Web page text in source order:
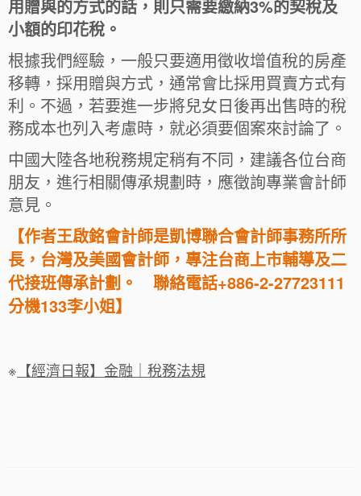
用贈與的方式的話，則只需要繳納3%的契稅及
小額的印花稅。
根據我們經驗，一般只要適用徵收增值稅的房產
移轉，採用贈與方式，通常會比採用買賣方式有
利。不過，若要進一步將兒女日後再出售時的稅
務成本也列入考慮時，就必須要個案來討論了。
中國大陸各地稅務規定稍有不同，建議各位台商
朋友，進行相關傳承規劃時，應徵詢專業會計師
意見。
【作者王啟銘會計師是凱博聯合會計師事務所所
長，台灣及美國會計師，專注台商上市輔導及二
代接班傳承計劃。 聯絡電話+886-2-27723111
分機133李小姐】
※ 【經濟日報】金融｜稅務法規